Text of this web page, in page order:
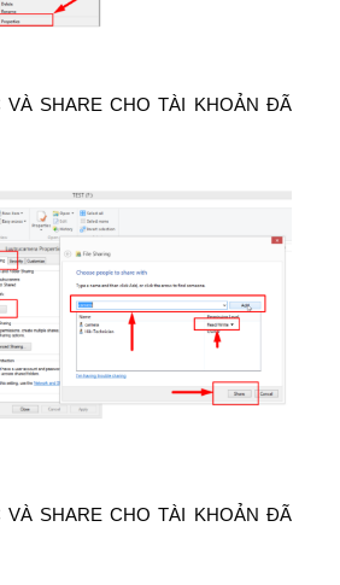
SHARE CHO TÀI KHOẢN ĐÃ
SHARE CHO TÀI KHOẢN ĐÃ